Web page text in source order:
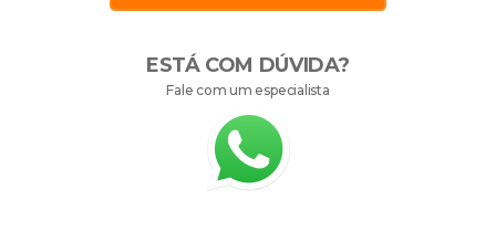
ESTÁ COM DÚVIDA?
Fale com um especialista